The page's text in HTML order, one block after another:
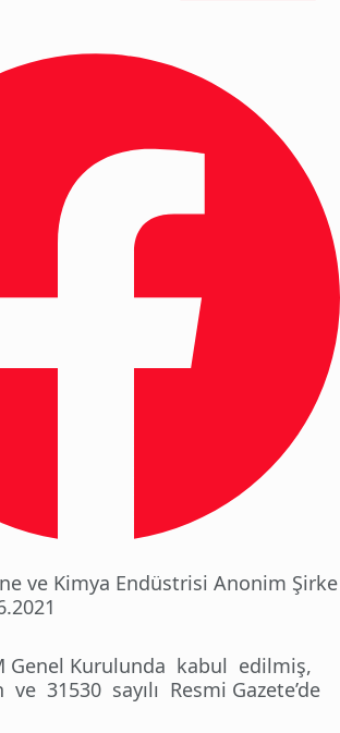
ve Kimya Endüstrisi Anonim Şirke
Genel Kurulunda kabul edilmiş,
31530 sayılı Resmi Gazete’de